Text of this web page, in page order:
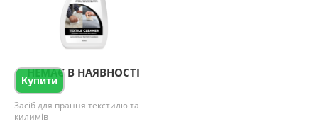
НЕМАЄ В НАЯВНОСТІ
Купити
Засіб для прання текстилю та
килимів